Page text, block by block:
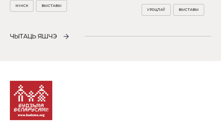
МІНСК ВЫСТАВЫ
УРОЦЛАЎ ВЫСТАВЫ
ЧЫТАЦЬ ЯШЧЭ